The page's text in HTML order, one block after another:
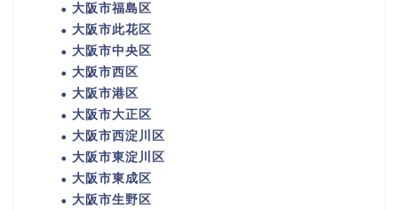
大阪市福島区
大阪市此花区
大阪市中央区
大阪市西区
大阪市港区
大阪市大正区
大阪市西淀川区
大阪市東淀川区
大阪市東成区
大阪市生野区